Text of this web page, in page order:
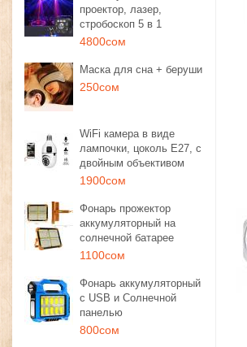
проектор, лазер,
стробоскоп 5 в 1
4800сом
Маска для сна + беруши
250сом
WiFi камера в виде
лампочки, цоколь E27, с
двойным объективом
1900сом
Фонарь прожектор
аккумуляторный на
солнечной батарее
1100сом
Фонарь аккумуляторный
с USB и Солнечной
панелью
800сом